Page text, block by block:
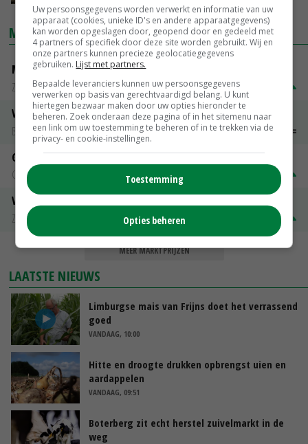
MARKTPRIJZEN
Magere melkpoeder
Zuivel NL
€ 269,00
Vleeskuikens 2001-2600 gr
Barneveld
€ 1,09~ € 1,11
Gerst
Groningen
Volle melkpoeder
Zuivel NL
MEER MARKTPRIJZEN
LAATSTE NIEUWS
Limburgse mais van Frijns doet het verrassend
goed
VANDAAG, 10:00
Hitte en droogte drukken opbrengst uien en
aardappelen
VANDAAG, 09:51
Boterberg zit echt herstel zuivelmarkt in de
weg
Uw persoonsgegevens worden verwerkt en informatie van uw
apparaat (cookies, unieke ID's en andere apparaatgegevens)
kan worden opgeslagen door, geopend door en gedeeld met
4 partners of specifiek door deze site worden gebruikt. Wij en
onze partners kunnen precieze geolocatiegegevens
gebruiken. Lijst met partners.
Bepaalde leveranciers kunnen uw persoonsgegevens
verwerken op basis van gerechtvaardigd belang. U kunt
hiertegen bezwaar maken door uw opties hieronder te
beheren. Zoek onderaan deze pagina of in het sitemenu naar
een link om uw toestemming te beheren of in te trekken via de
privacy- en cookie-instellingen.
Toestemming
Opties beheren